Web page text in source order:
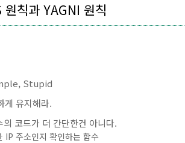
칙과 YAGNI 원칙
Stupid
게 유지해라.
의 코드가 더 간단한건 아니다.
IP 주소인지 확인하는 함수